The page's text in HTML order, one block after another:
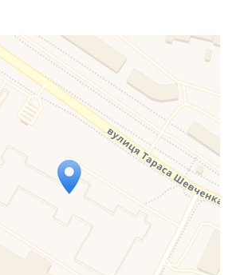
Travelers' Map is loading...
If you see this after your
page is loaded completely,
leafletJS files are missing.